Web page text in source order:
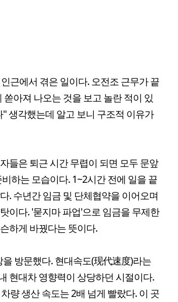
근에서 겪은 일이다. 오전조 근무가 끝
아져 나오는 것을 보고 놀란 적이 있
생각했는데 알고 보니 구조적 이유가
들은 퇴근 시간 무렵이 되면 모두 문앞
하는 모습이다. 1~2시간 전에 일을 끝
. 수년간 임금 및 단체협약을 이어오며
이다. '묻지마 파업'으로 임금을 무제한
하게 바꿨다는 뜻이다.
방문했다. 현대속도(现代速度)라는
현대차 영향력이 상당하던 시절이다.
량 생산 속도는 2배 넘게 빨랐다. 이 곳